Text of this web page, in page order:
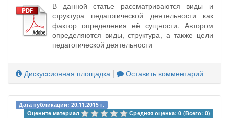
В данной статье рассматриваются виды и
структура педагогической деятельности как
фактор определения её сущности. Автором
определяются виды, структура, а также цели
педагогической деятельности
Дискуссионная площадка | Оставить комментарий
Дата публикации: 20.11.2015 г.
Оцените материал
Средняя оценка: 0 (Всего: 0)